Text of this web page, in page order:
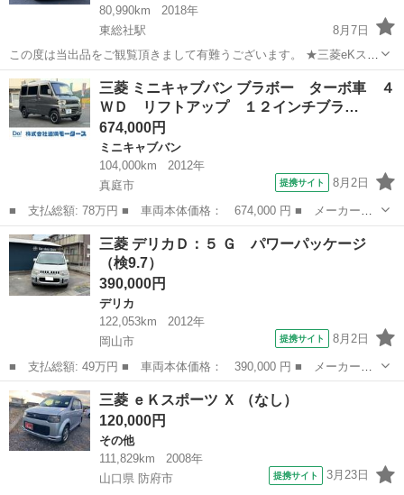
80,990km
2018年
東総社駅
8月7日
この度は当出品をご観覧頂きまして有難うございます。 ★三菱eKスペ
ースになります。 ★グレードはG セーフティパッケージになります。
★車検2年付き ★ 中古車相応のフロントバンパー左下に擦りキズとそ
の他小キズ程度は...
岡山 総社市 東総社駅 その他
三菱 ミニキャブバン ブラボー ターボ車 ４
ＷＤ リフトアップ １２インチブラ…
674,000円
ミニキャブバン
104,000km
2012年
真庭市
提携サイト 8月2日
■ 支払総額: 78万円 ■ 車両本体価格： 674,000 円 ■ メーカー
名： 三菱 ■ 車種名： ミニキャブバン ■ グレード名： ブラボ
ー ターボ車 ４ＷＤ リフトアップ １２インチブラックアルミホ
イール ブラック...
岡山 真庭市 ミニキャブバン
三菱 デリカＤ：５ Ｇ パワーパッケージ
（検9.7）
390,000円
デリカ
122,053km
2012年
岡山市
提携サイト 8月2日
■ 支払総額: 49万円 ■ 車両本体価格： 390,000 円 ■ メーカー
名： 三菱 ■ 車種名： デリカＤ：５ ■ グレード名： Ｇ パワ
ーパッケージ ■ 排気量： 2000cc ■ ドア枚数： 5D ■ ミッショ
ン...
岡山 岡山市 デリカ
三菱 ｅＫスポーツ Ｘ （なし）
120,000円
その他
111,829km
2008年
山口県 防府市
提携サイト 3月23日